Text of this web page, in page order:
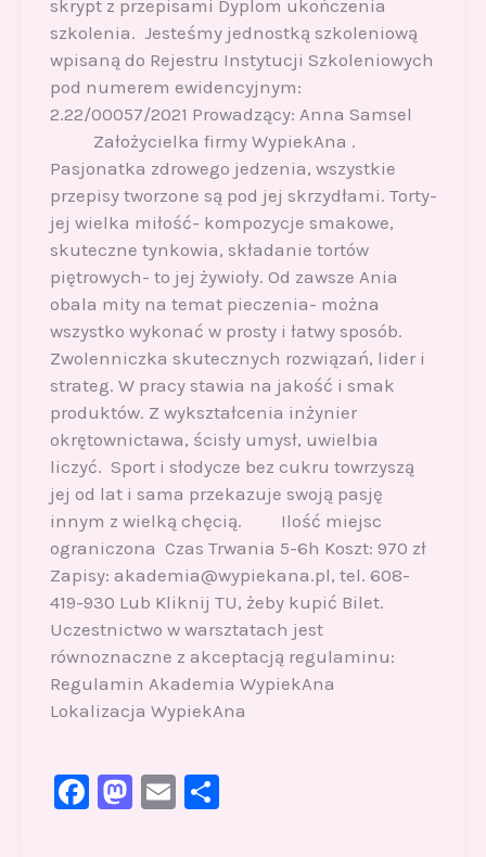
skrypt z przepisami Dyplom ukończenia
szkolenia. Jesteśmy jednostką szkoleniową
wpisaną do Rejestru Instytucji Szkoleniowych
pod numerem ewidencyjnym:
2.22/00057/2021 Prowadzący: Anna Samsel
Założycielka firmy WypiekAna .
Pasjonatka zdrowego jedzenia, wszystkie
przepisy tworzone są pod jej skrzydłami. Torty-
jej wielka miłość- kompozycje smakowe,
skuteczne tynkowia, składanie tortów
piętrowych- to jej żywioły. Od zawsze Ania
obala mity na temat pieczenia- można
wszystko wykonać w prosty i łatwy sposób.
Zwolenniczka skutecznych rozwiązań, lider i
strateg. W pracy stawia na jakość i smak
produktów. Z wykształcenia inżynier
okrętownictawa, ścisły umysł, uwielbia
liczyć. Sport i słodycze bez cukru towrzyszą
jej od lat i sama przekazuje swoją pasję
innym z wielką chęcią. Ilość miejsc
ograniczona Czas Trwania 5-6h Koszt: 970 zł
Zapisy: akademia@wypiekana.pl, tel. 608-
419-930 Lub Kliknij TU, żeby kupić Bilet.
Uczestnictwo w warsztatach jest
równoznaczne z akceptacją regulaminu:
Regulamin Akademia WypiekAna
Lokalizacja WypiekAna
F
M
E